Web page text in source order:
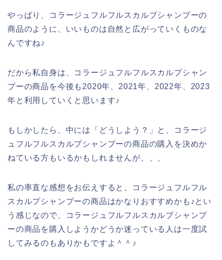
やっぱり、コラージュフルフルスカルプシャンプーの
商品のように、いいものは自然と広がっていくものな
んですね♪
だから私自身は、コラージュフルフルスカルプシャン
プーの商品を今後も2020年、2021年、2022年、2023
年と利用していくと思います♪
もしかしたら、中には「どうしよう？」と、コラージ
ュフルフルスカルプシャンプーの商品の購入を決めか
ねている方もいるかもしれませんが、、、
私の率直な感想をお伝えすると、コラージュフルフル
スカルプシャンプーの商品はかなりおすすめかも♪とい
う感じなので、コラージュフルフルスカルプシャンプ
ーの商品を購入しようかどうか迷っている人は一度試
してみるのもありかもですよ＾＾♪